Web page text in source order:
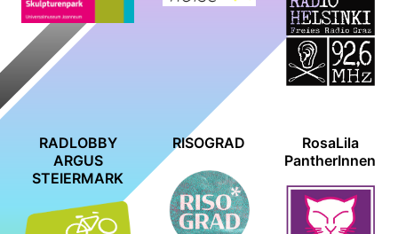
RADLOBBY
ARGUS
STEIERMARK
RISOGRAD
RosaLila
PantherInnen